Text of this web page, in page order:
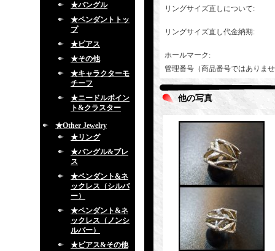
★バングル
★ペンダントトッ
プ
★ピアス
★その他
★キャラクターモ
チーフ
★ニードルポイン
ト&クラスター
★Other Jewelry
★リング
★バングル&ブレ
ス
★ペンダント&ネ
ックレス（シルバ
ー）
★ペンダント&ネ
ックレス（ノンシ
ルバー）
★ピアス&その他
リングサイズ直しについて:
リングサイズ直し代金納期:
ホールマーク :
管理番号（商品番号ではありま
他の写真